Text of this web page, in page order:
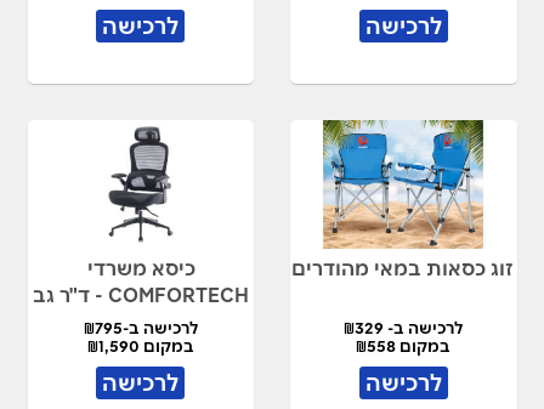
לרכישה לרכישה
זוג כסאות במאי מהודרים
לרכישה ב- ₪329
במקום ₪558
לרכישה
כיסא משרדי
COMFORTECH - ד"ר גב
לרכישה ב-₪795
במקום ₪1,590
לרכישה